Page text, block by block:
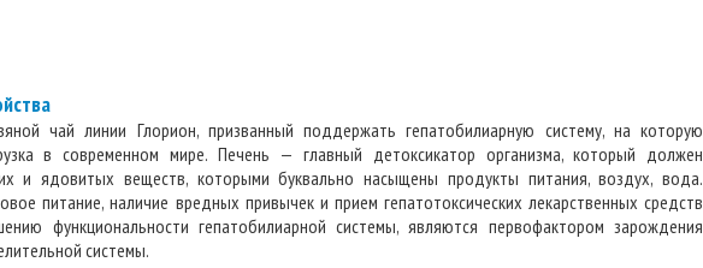
чай линии Глорион, призванный поддержать гепатобилиарную систему, на которую
в современном мире. Печень — главный детоксикатор организма, который должен
и ядовитых веществ, которыми буквально насыщены продукты питания, воздух, вода.
питание, наличие вредных привычек и прием гепатотоксических лекарственных средств
функциональности гепатобилиарной системы, являются первофактором зарождения
системы.